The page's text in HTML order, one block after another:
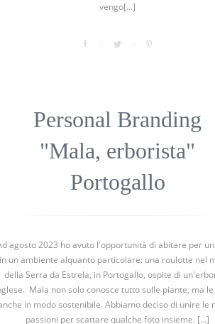
vengo[...]
Personal Branding
"Mala, erborista"
Portogallo
agosto 2023 ho avuto l'opportunità di abitare per
in un ambiente alquanto particolare: una roulotte nel
della Serra da Estrela, in Portogallo, ospite di
Mala non solo conosce tutto sulle piante, ma
in modo sostenibile. Abbiamo deciso di unire le
passioni per scattare qualche foto insieme. [...]